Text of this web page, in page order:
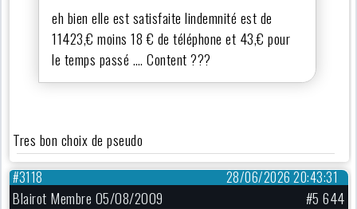
eh bien elle est satisfaite lindemnité est de
11423,€ moins 18 € de téléphone et 43,€ pour
le temps passé …. Content ???
Tres bon choix de pseudo
28/06/2026 20:43:31
#3118
Blairot Membre 05/08/2009 #5 644